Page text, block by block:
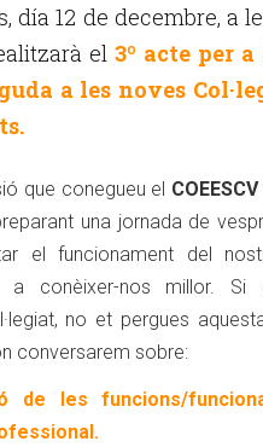
día 12 de decembre, a
el 3º acte per
a les noves
que conegueu el COEESCV
una jornada de
el funcionament del
a conèixer-nos millor. Si
no et pergues
conversarem sobre:
de les funcions/